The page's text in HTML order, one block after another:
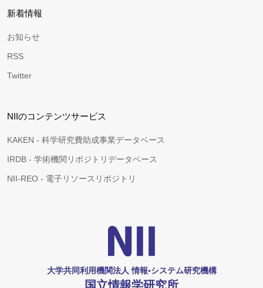
新着情報
お知らせ
RSS
Twitter
NIIのコンテンツサービス
KAKEN - 科学研究費助成事業データベース
IRDB - 学術機関リポジトリデータベース
NII-REO - 電子リソースリポジトリ
大学共同利用機関法人 情報•システム研究機構
国立情報学研究所